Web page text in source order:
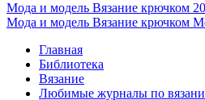
Мода и модель Вязание крючком
Мода и модель Вязание крючком
Главная
Библиотека
Вязание
Любимые журналы по